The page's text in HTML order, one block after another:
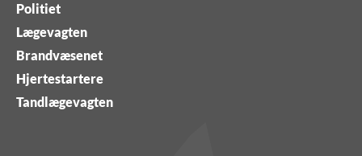
Politiet
Lægevagten
Brandvæsenet
Hjertestartere
Tandlægevagten